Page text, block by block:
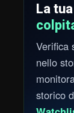
La
Verifica
nello
storico